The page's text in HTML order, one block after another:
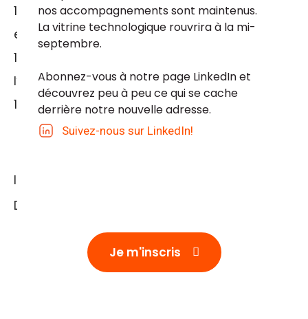
18 h : Panel de discussion avec les
entrepreneurs
18 h 30 : Présentations des entrepreneurs sur
l’utilisation de l’IA dans leurs entreprises
19 h : Réseautage et exposition
Inscription obligatoire
Date limite pour s'inscrire : 20 février 2024
Je m'inscris
nos accompagnements sont maintenus.
La vitrine technologique rouvrira à la mi-
septembre.
Abonnez-vous à notre page LinkedIn et
découvrez peu à peu ce qui se cache
derrière notre nouvelle adresse.
Suivez-nous sur LinkedIn!